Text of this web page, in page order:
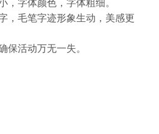
，毛笔字迹形象生动，美感更
活动万无一失。